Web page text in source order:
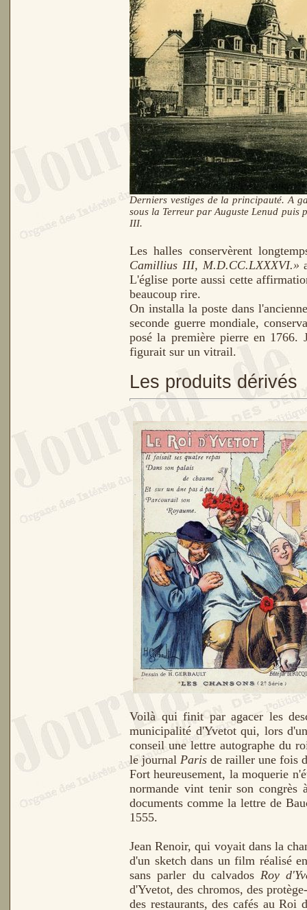
Derniers vestiges de la principauté. A
sous la Terreur par Auguste Lenud puis
III.
Les halles conservèrent
Camillius III, M.D.CC.LXXXVI.»
L'église porte aussi cette
beaucoup rire.
On installa la poste dans
seconde guerre mondiale,
posé la première pierre en 1766.
figurait sur un vitrail.
Les produits dérivés
Voilà qui finit par agacer les
municipalité d'Yvetot qui, lors
conseil une lettre autographe du
le journal Paris de railler une fois
Fort heureusement, la moquerie
normande vint tenir son congrès
documents comme la lettre de
1555.
JeanRenoir, qui voyait dans la
d'un sketch dans un film réalisé
sans parler du calvados Roy
d'Yvetot, des chromos, des
des restaurants, des cafés au